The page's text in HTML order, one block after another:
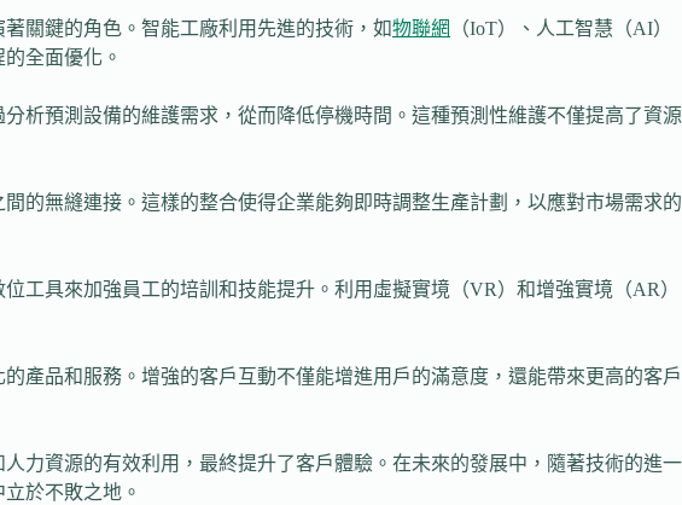
關鍵的角色。智能工廠利用先進的技術，如物聯網
（IoT）、人工智慧（AI）
全面優化。
析預測設備的維護需求，從而降低停機時間。這種預測性維護不僅提高了資源
間的無縫連接。這樣的整合使得企業能夠即時調整生產計劃，以應對市場需求的
工具來加強員工的培訓和技能提升。利用虛擬實境（VR）和增強實境（AR）
產品和服務。增強的客戶互動不僅能增進用戶的滿意度，還能帶來更高的客戶
力資源的有效利用，最終提升了客戶體驗。在未來的發展中，隨著技術的進一
於不敗之地。